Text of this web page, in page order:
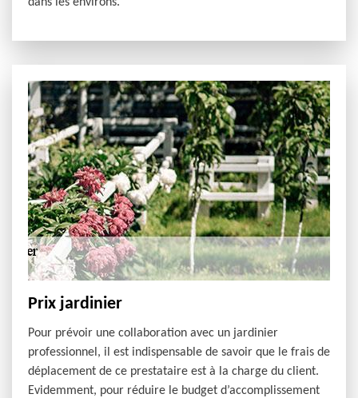
Prix jardinier
Pour prévoir une collaboration avec un jardinier
professionnel, il est indispensable de savoir que le frais de
déplacement de ce prestataire est à la charge du client.
Evidemment, pour réduire le budget d’accomplissement